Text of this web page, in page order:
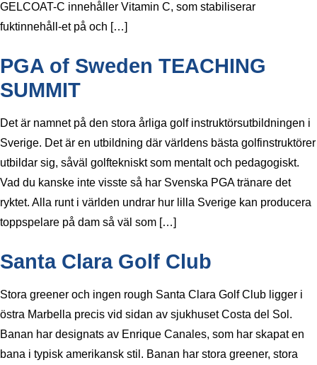
GELCOAT-C innehåller Vitamin C, som stabiliserar
fuktinnehåll-et på och […]
PGA of Sweden TEACHING
SUMMIT
Det är namnet på den stora årliga golf instruktörsutbildningen i
Sverige. Det är en utbildning där världens bästa golfinstruktörer
utbildar sig, såväl golftekniskt som mentalt och pedagogiskt.
Vad du kanske inte visste så har Svenska PGA tränare det
ryktet. Alla runt i världen undrar hur lilla Sverige kan producera
toppspelare på dam så väl som […]
Santa Clara Golf Club
Stora greener och ingen rough Santa Clara Golf Club ligger i
östra Marbella precis vid sidan av sjukhuset Costa del Sol.
Banan har designats av Enrique Canales, som har skapat en
bana i typisk amerikansk stil. Banan har stora greener, stora